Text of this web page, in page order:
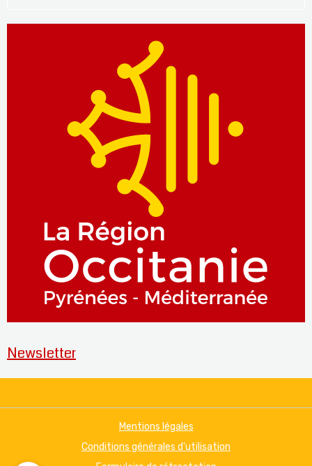
Newsletter
Mentions légales
Conditions générales d'utilisation